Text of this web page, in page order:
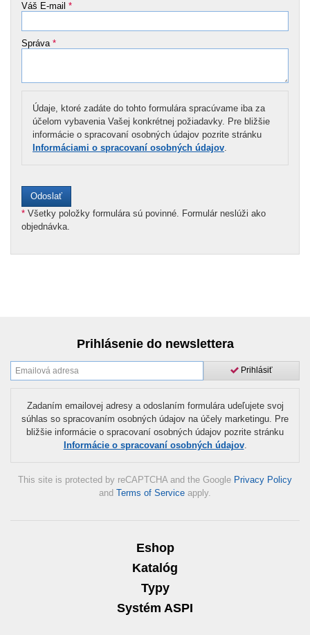
Váš E-mail *
Správa *
Údaje, ktoré zadáte do tohto formulára spracúvame iba za
účelom vybavenia Vašej konkrétnej požiadavky. Pre bližšie
informácie o spracovaní osobných údajov pozrite stránku
Informáciami o spracovaní osobných údajov
* Všetky položky formulára sú povinné. Formulár neslúži ako
objednávka.
Prihlásenie do newslettera
Prihlásiť
Zadaním emailovej adresy a odoslaním formulára udeľujete svoj
súhlas so spracovaním osobných údajov na účely marketingu. Pre
bližšie informácie o spracovaní osobných údajov pozrite stránku
Informácie o spracovaní osobných údajov.
This site is protected by reCAPTCHA and the Google Privacy Policy
and Terms of Service apply.
Eshop
Katalóg
Typy
Systém ASPI